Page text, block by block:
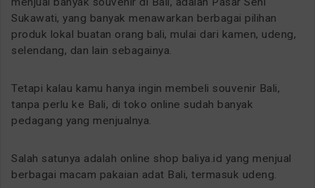
Sukawati, yang banyak menawarkan berbagai pilihan
produk lokal buatan orang bali, mulai dari kamen, udeng,
selendang, dan lain sebagainya.
Tetapi kalau kamu hanya ingin membeli souvenir Bali,
tanpa perlu ke Bali, di toko online sudah banyak
pedagang yang menjualnya.
Salah satunya adalah online shop baliya.id yang menjual
berbagai macam pakaian adat Bali, termasuk udeng.